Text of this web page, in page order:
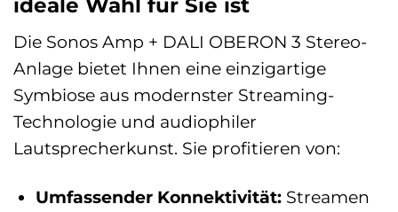
ideale Wahl für Sie ist
Die Sonos Amp + DALI OBERON 3 Stereo-
Anlage bietet Ihnen eine einzigartige
Symbiose aus modernster Streaming-
Technologie und audiophiler
Lautsprecherkunst. Sie profitieren von:
Umfassender Konnektivität:Streamen